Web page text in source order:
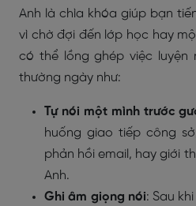
Anh là chìa khóa giúp bạn
vì chờ đợi đến lớp học hay
có thể lồng ghép việc
thường ngày như:
Tự nói một mình trước
huống giao tiếp công
phản hồi email, hay giới
Anh.
Ghi âm giọng nói: Sau